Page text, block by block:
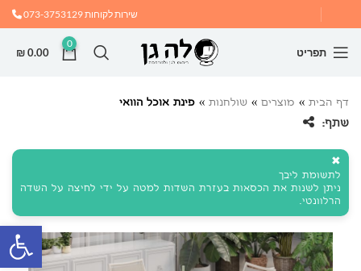
שירות לקוחות073-3753129
תפריט
0
₪0.00
דף הבית » מוצרים » שולחנות » פינת אוכל הוואי
שתף:
✖
לתשומת ליבך
ניתן לשנות את הכסאות בעזרת השדות למטה על ידי לחיצה על השדה
הרלוונטי.